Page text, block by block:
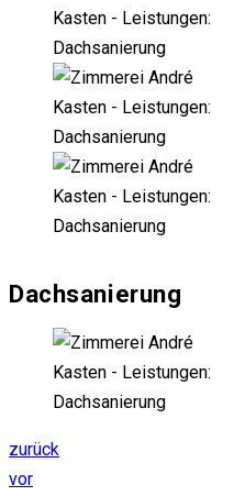
Dachsanierung
zurück
vor